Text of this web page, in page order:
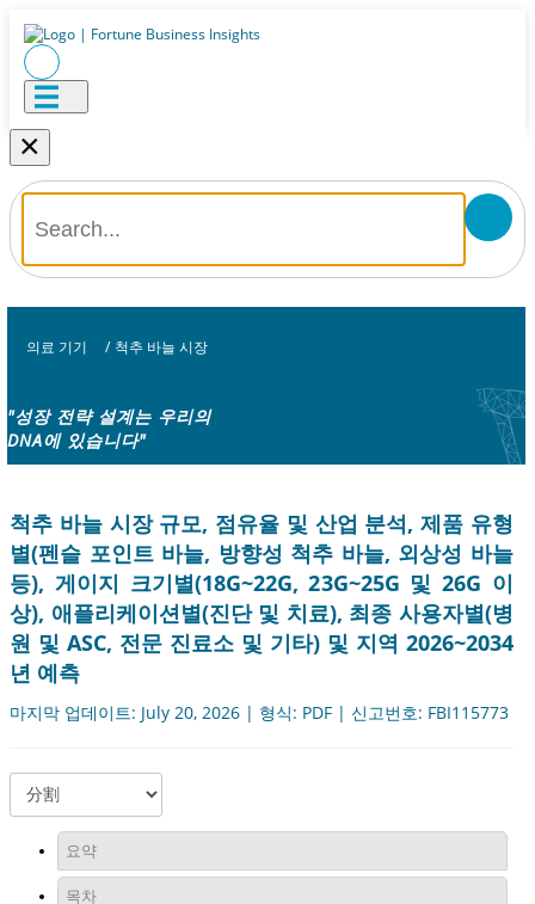
×
의료 기기 / 척추 바늘 시장
"성장 전략 설계는 우리의
DNA에 있습니다"
척추 바늘 시장 규모, 점유율 및 산업 분석, 제품 유형
별(펜슬 포인트 바늘, 방향성 척추 바늘, 외상성 바늘
등), 게이지 크기별(18G~22G, 23G~25G 및 26G 이
상), 애플리케이션별(진단 및 치료), 최종 사용자별(병
원 및 ASC, 전문 진료소 및 기타) 및 지역 2026~2034
년 예측
마지막 업데이트: July 20, 2026 | 형식: PDF | 신고번호: FBI115773
요약
목차